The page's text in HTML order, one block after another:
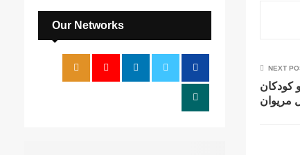
NEXT
کودکان
مریوان
:
E
A
Our Networks